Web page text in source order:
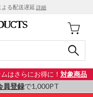
よる配送遅延 詳細
はさらにお得に！ 対象商品
員登録で1,000PT